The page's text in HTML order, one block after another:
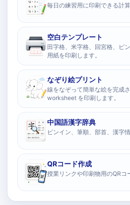
毎日の練習用に印刷できる計
空白テンプレート
田字格、米字格、回宮格、ピ
用紙を印刷します。
なぞり絵プリント
線をなぞって簡単な絵を完成
worksheet を印刷します。
中国語漢字辞典
ピンイン、筆順、部首、漢字
QRコード作成
授業リンクや印刷物用のQRコ